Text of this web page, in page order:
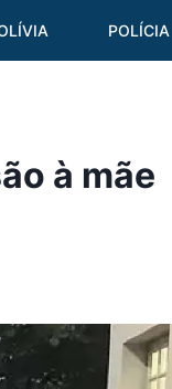
POLÍCIA
à mãe